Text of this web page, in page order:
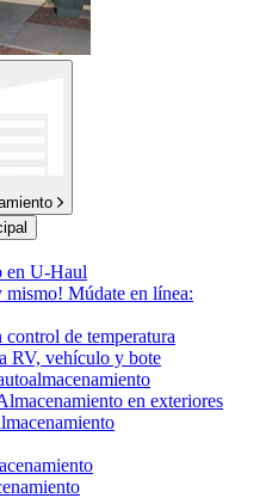
en U-Haul
mismo! Múdate en línea:
de temperatura
RV, vehículo y bote
en exteriores